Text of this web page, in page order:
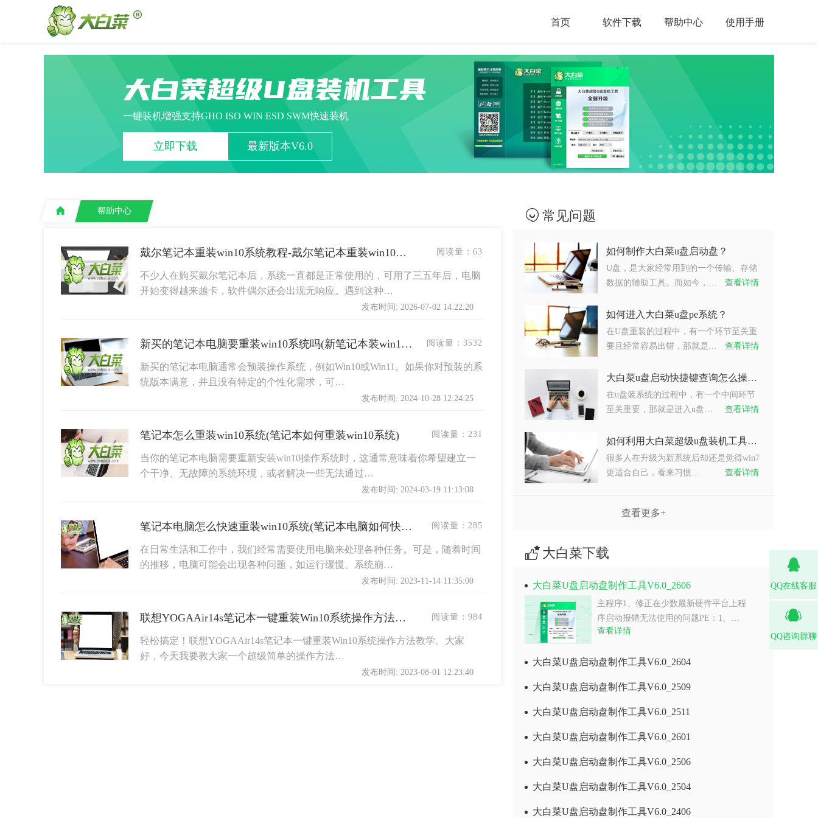
首页 软件下载 帮助中心 使用手册
大白菜超级U盘装机工具
一键装机增强支持GHO ISO WIN ESD SWM快速装机
立即下载 最新版本V6.0
帮助中心
戴尔笔记本重装win10系统教程-戴尔笔记本重装win10系统教程 阅读量： 63
不少人在购买戴尔笔记本后，系统一直都是正常使用的，可用了三五年后，电脑
开始变得越来越卡，软件偶尔还会出现无响应。遇到这种…
发布时间: 2026-07-02 14:22:20
新买的笔记本电脑要重装win10系统吗(新笔记本装win10系统教程) 阅读量： 3532
新买的笔记本电脑通常会预装操作系统，例如Win10或Win11。如果你对预装的系
统版本满意，并且没有特定的个性化需求，可…
发布时间: 2024-10-28 12:24:25
笔记本怎么重装win10系统(笔记本如何重装win10系统) 阅读量： 231
当你的笔记本电脑需要重新安装win10操作系统时，这通常意味着你希望建立一
个干净、无故障的系统环境，或者解决一些无法通过…
发布时间: 2024-03-19 11:13:08
笔记本电脑怎么快速重装win10系统(笔记本电脑如何快速重装win10系统) 阅读量： 285
在日常生活和工作中，我们经常需要使用电脑来处理各种任务。可是，随着时间
的推移，电脑可能会出现各种问题，如运行缓慢、系统崩…
发布时间: 2023-11-14 11:35:00
联想YOGAAir14s笔记本一键重装Win10系统操作方法教学 阅读量： 984
轻松搞定！联想YOGAAir14s笔记本一键重装Win10系统操作方法教学。大家
好，今天我要教大家一个超级简单的操作方法…
发布时间: 2023-08-01 12:23:40
常见问题
如何制作大白菜u盘启动盘？
U盘，是大家经常用到的一个传输、存储
数据的辅助工具。而如今，…
查看详情
如何进入大白菜u盘pe系统？
在U盘重装的过程中，有一个环节至关重
要且经常容易出错，那就是…
查看详情
大白菜u盘启动快捷键查询怎么操作？
在u盘装系统的过程中，有一个中间环节
至关重要，那就是进入u盘…
查看详情
如何利用大白菜超级u盘装机工具重装系统win7？
很多人在升级为新系统后却还是觉得win7
更适合自己，看来习惯…
查看详情
查看更多+
大白菜下载
大白菜U盘启动盘制作工具V6.0_2606
主程序1、修正在少数最新硬件平台上程
序启动报错无法使用的问题PE：1、…
查看详情
大白菜U盘启动盘制作工具V6.0_2604
大白菜U盘启动盘制作工具V6.0_2509
大白菜U盘启动盘制作工具V6.0_2511
大白菜U盘启动盘制作工具V6.0_2601
大白菜U盘启动盘制作工具V6.0_2506
大白菜U盘启动盘制作工具V6.0_2504
大白菜U盘启动盘制作工具V6.0_2406
QQ在线客服
QQ咨询群聊